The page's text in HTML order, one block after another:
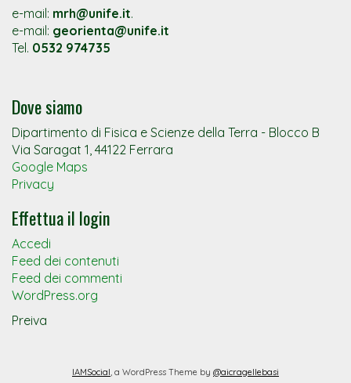
e-mail: mrh@unife.it.
e-mail: georienta@unife.it
Tel. 0532 974735
Dove siamo
Dipartimento di Fisica e Scienze della Terra - Blocco B
Via Saragat 1, 44122 Ferrara
Google Maps
Privacy
Effettua il login
Accedi
Feed dei contenuti
Feed dei commenti
WordPress.org
Preiva
IAMSocial, a WordPress Theme by @aicragellebasi